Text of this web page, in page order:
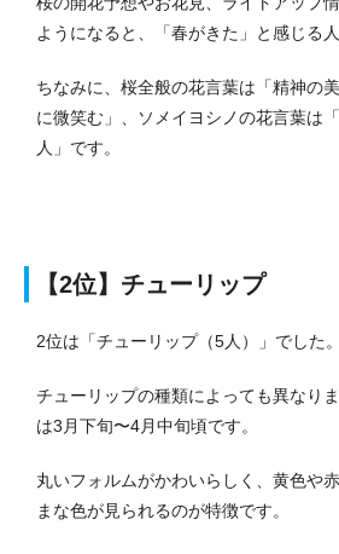
ようになると、「春がきた」と感じる
ちなみに、桜全般の花言葉は「精神の
に微笑む」、ソメイヨシノの花言葉は
人」です。
【2位】チューリップ
2位は「チューリップ（5人）」でした。
チューリップの種類によっても異なり
は3月下旬〜4月中旬頃です。
丸いフォルムがかわいらしく、黄色や
まな色が見られるのが特徴です。